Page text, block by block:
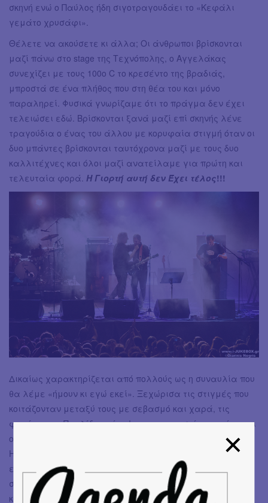
σκηνή ενώ ο Παύλος ήδη σιγοτραγουδάει το «Κεφάλι
γεμάτο χρυσάφι».
Θέλετε να ακούσετε κι άλλα; Οι άνθρωποι βρίσκονται
μαζί πάνω στο stage της Τεχνόπολης, ο Αγγελάκας
συνεχίζει με τους 100ο C το κρεσέντο της βραδιάς,
μπροστά σε ένα πλήθος που στη θέα του και μόνο
παραληρεί. Φυσικά γνωρίζαμε ότι το πράγμα δεν έχει
τελειώσει εδώ. Βρίσκονται ξανά μαζί επί σκηνής λένε
τραγούδια ο ένας του άλλου με κορυφαία στιγμή όταν οι
δυο μπάντες βρίσκονται ταυτόχρονα μαζί με τους δυο
καλλιτέχνες και όλοι μαζί ανατείλαμε για πρώτη και
τελευταία φορά. Η Γιορτή αυτή δεν Έχει τέλος!!!
Δικαίως χαρακτηρίζεται από πολλούς ως η συναυλία που
θα λέμε «ήμουν κι εγώ εκεί». Ξεχώρισα τις στιγμές που
κοιτάζονταν μεταξύ τους με σεβασμό και χαρά, τις
φορές που ο Παυλίδης χόρεψε με το γνωστό του τρόπο και
ο Αγγελάκας του τραγουδούσε, τις αναφορές τους στην
Ηριάννα και τον Παύλο Φύσσα -γιατί εκτός των άλλων
εκεί έξω γίνονται πράγματα και θάματα-, τη φοβερή
στιγμή που το πλήθος τραγουδάει και ο Αγγελάκας
κάθεται σε ένα ηχείο και παρακολουθεί. Δυο παιδιά, με